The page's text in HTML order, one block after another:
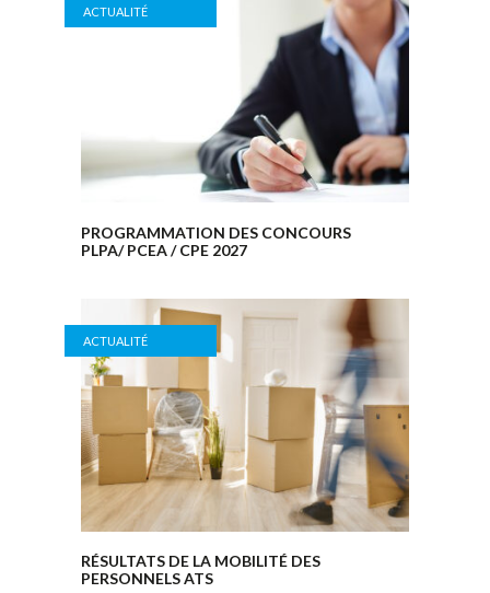
ACTUALITÉ
PROGRAMMATION DES CONCOURS
PLPA/ PCEA / CPE 2027
ACTUALITÉ
RÉSULTATS DE LA MOBILITÉ DES
PERSONNELS ATS